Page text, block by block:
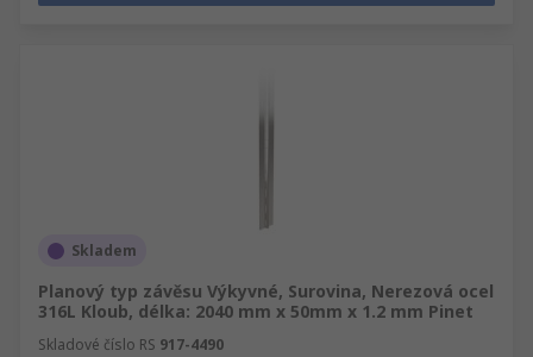
Skladem
Planový typ závěsu Výkyvné, Surovina, Nerezová ocel
316L Kloub, délka: 2040 mm x 50mm x 1.2 mm Pinet
Skladové číslo RS 917-4490